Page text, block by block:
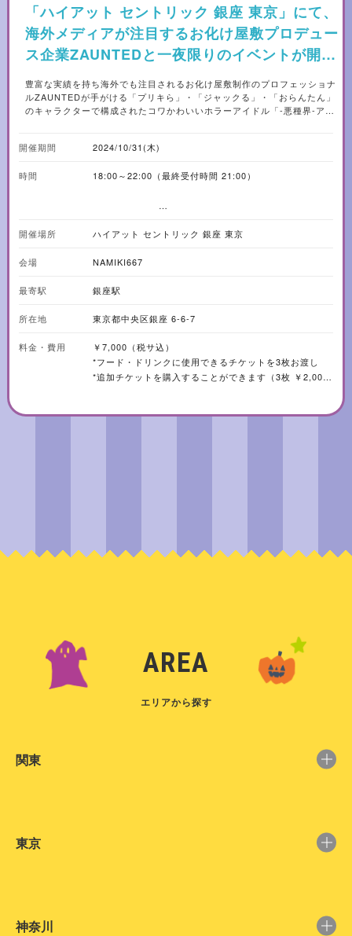
「ハイアット セントリック 銀座 東京」にて、
海外メディアが注目するお化け屋敷プロデュー
ス企業ZAUNTEDと一夜限りのイベントが開催
されます。
豊富な実績を持ち海外でも注目されるお化け屋敷制作のプロフェッショナ
ルZAUNTEDが手がける「プリキら」・「ジャックる」・「おらんたん」
のキャラクターで構成されたコワかわいいホラーアイドル「-悪種界-アク
座ならではの大人のハロウィンを堪能することができるほか、ゲストとし
年に開催されたNo.1 DJを決める大会「Red Bull 3Style」で優勝し、日本
トへ足を運んでみてはいかがでしょうか。 ◆メインプログラム ・DJ
氏によるゾンビ特殊メイクのデモンストレーション ・ホラーアイドル-悪
種界-アクシュカイによるグリーティング ・ヒップホップクィーン・Awich
り和牛チーズバーガー ・熱々マグマのフォー ・トロットロな臓物を添えた
ルハブ酒 ・スパークリング・赤・白ワイン ・ビール・カクテル各種 ・ソ
開催期間 2024/10/31(木)
時間 18:00～22:00（最終受付時間 21:00）
*DJライブは19:00より開始
始
開催場所 ハイアット セントリック 銀座 東京
会場 NAMIKI667
最寄駅 銀座駅
所在地 東京都中央区銀座 6-6-7
料金・費用
￥7,000（税サ込）
*フード・ドリンクに使用できるチケットを3枚お渡し
*追加チケットを購入することができます（3枚 ￥2,000
AREA
エリアから探す
関東
東京
神奈川